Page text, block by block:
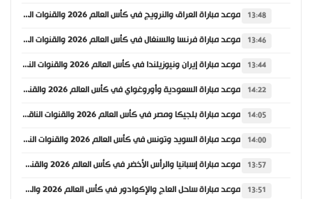
13:48 موعد مباراة العراق والنرويج في كأس العالم 2026 والقنوات الناقلة
13:46 موعد مباراة فرنسا والسنغال في كأس العالم 2026 والقنوات الناقلة
13:44 موعد مباراة إيران ونيوزيلندا في كأس العالم 2026 والقنوات الناقلة
14:22 موعد مباراة السعودية وأوروغواي في كأس العالم 2026 والقنوات الناقلة
14:05 موعد مباراة بلجيكا ومصر في كأس العالم 2026 والقنوات الناقلة
14:00 موعد مباراة السويد وتونس في كأس العالم 2026 والقنوات الناقلة
13:57 موعد مباراة إسبانيا والرأس الأخضر في كأس العالم 2026 والقنوات الناقلة
13:51 موعد مباراة ساحل العاج والإكوادور في كأس العالم 2026 والقنوات الناقلة